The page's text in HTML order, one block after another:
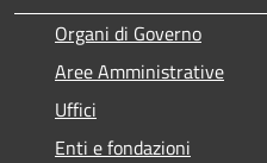
Organi di Governo
Aree Amministrative
Uffici
Enti e fondazioni